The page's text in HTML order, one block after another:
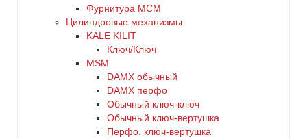
Фурнитура МСМ
Цилиндровые механизмы
KALE KILIT
Ключ/Ключ
MSM
DАMX обычный
DАMX перфо
Oбычный ключ-ключ
Обычный ключ-вертушка
Перфо. ключ-вертушка